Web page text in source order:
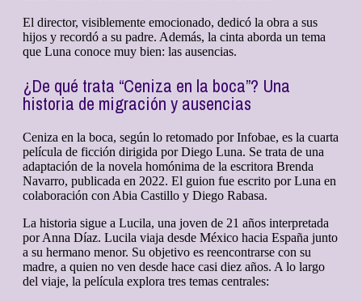
El director, visiblemente emocionado, dedicó la obra a sus
hijos y recordó a su padre. Además, la cinta aborda un tema
que Luna conoce muy bien: las ausencias.
¿De qué trata “Ceniza en la boca”? Una
historia de migración y ausencias
Ceniza en la boca, según lo retomado por Infobae, es la cuarta
película de ficción dirigida por Diego Luna. Se trata de una
adaptación de la novela homónima de la escritora Brenda
Navarro, publicada en 2022. El guion fue escrito por Luna en
colaboración con Abia Castillo y Diego Rabasa.
La historia sigue a Lucila, una joven de 21 años interpretada
por Anna Díaz. Lucila viaja desde México hacia España junto
a su hermano menor. Su objetivo es reencontrarse con su
madre, a quien no ven desde hace casi diez años. A lo largo
del viaje, la película explora tres temas centrales: